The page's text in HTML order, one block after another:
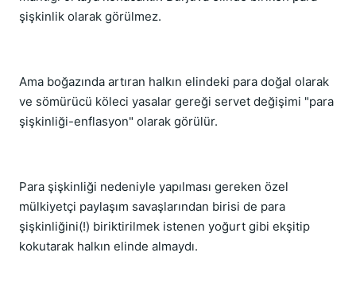
şişkinlik olarak görülmez.
Ama boğazında artıran halkın elindeki para doğal olarak
ve sömürücü köleci yasalar gereği servet değişimi "para
şişkinliği-enflasyon" olarak görülür.
Para şişkinliği nedeniyle yapılması gereken özel
mülkiyetçi paylaşım savaşlarından birisi de para
şişkinliğini(!) biriktirilmek istenen yoğurt gibi ekşitip
kokutarak halkın elinde almaydı.